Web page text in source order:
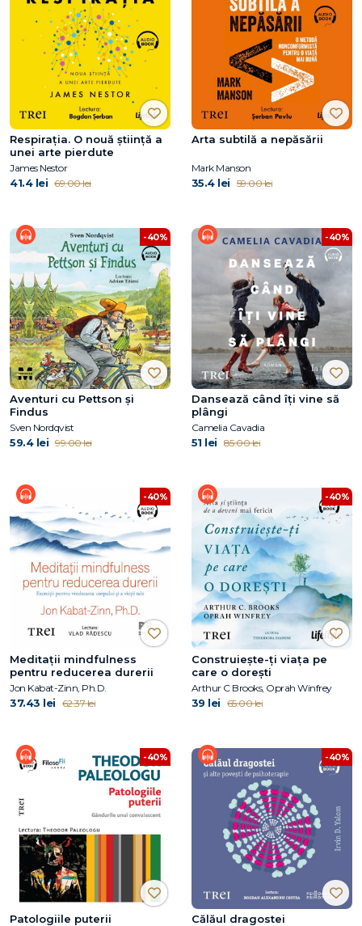
Respirația. O nouă știință a
unei arte pierdute
James Nestor
41.4 lei 69.00 lei
Arta subtilă a nepăsării
Mark Manson
35.4 lei 59.00 lei
-40%
Aventuri cu Pettson și
Findus
Sven Nordqvist
59.4 lei 99.00 lei
-40%
Dansează când îți vine să
plângi
Camelia Cavadia
51 lei 85.00 lei
-40%
Meditații mindfulness
pentru reducerea durerii
Jon Kabat-Zinn, Ph.D.
37.43 lei 62.37 lei
-40%
Construiește-ți viața pe
care o dorești
Arthur C Brooks, Oprah Winfrey
39 lei 65.00 lei
-40%
Patologiile puterii
-40%
Călăul dragostei